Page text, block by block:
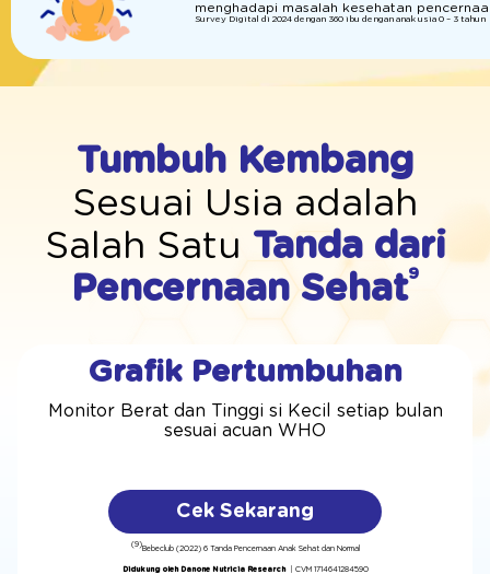
menghadapi masalah kesehatan
Survey Digital di 2024 dengan 360 ibu dengan anak usia 0 – 3 tahun
Tumbuh Kembang
Sesuai Usia adalah
Salah Satu Tanda dari
Pencernaan Sehat9
Grafik Pertumbuhan
Monitor Berat dan Tinggi si Kecil setiap bulan
sesuai acuan WHO
Cek Sekarang
(9)Bebeclub (2022) 6 Tanda Pencernaan Anak Sehat dan Normal
Didukung olehDanone Nutricia Research| CVM 1714641284590